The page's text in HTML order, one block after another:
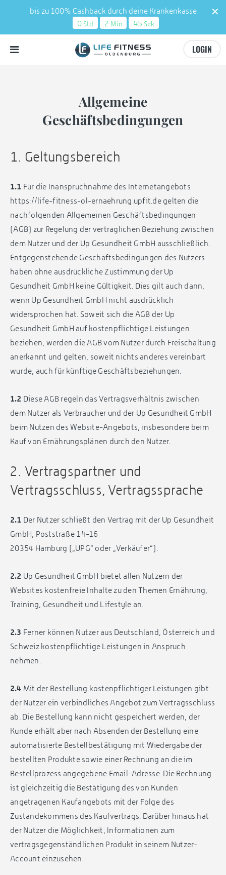
Allgemeine
Geschäftsbedingungen
1. Geltungsbereich
1.1 Für die Inanspruchnahme des Internetangebots
https://life-fitness-ol-ernaehrung.upfit.de gelten die
nachfolgenden Allgemeinen Geschäftsbedingungen
(AGB) zur Regelung der vertraglichen Beziehung zwischen
dem Nutzer und der Up Gesundheit GmbH ausschließlich.
Entgegenstehende Geschäftsbedingungen des Nutzers
haben ohne ausdrückliche Zustimmung der Up
Gesundheit GmbH keine Gültigkeit. Dies gilt auch dann,
wenn Up Gesundheit GmbH nicht ausdrücklich
widersprochen hat. Soweit sich die AGB der Up
Gesundheit GmbH auf kostenpflichtige Leistungen
beziehen, werden die AGB vom Nutzer durch Freischaltung
anerkannt und gelten, soweit nichts anderes vereinbart
wurde, auch für künftige Geschäftsbeziehungen.
1.2 Diese AGB regeln das Vertragsverhältnis zwischen
dem Nutzer als Verbraucher und der Up Gesundheit GmbH
beim Nutzen des Website-Angebots, insbesondere beim
Kauf von Ernährungsplänen durch den Nutzer.
2. Vertragspartner und
Vertragsschluss, Vertragssprache
2.1 Der Nutzer schließt den Vertrag mit der Up Gesundheit
GmbH, Poststraße 14-16
20354 Hamburg („UPG“ oder „Verkäufer“).
2.2 Up Gesundheit GmbH bietet allen Nutzern der
Websites kostenfreie Inhalte zu den Themen Ernährung,
Training, Gesundheit und Lifestyle an.
2.3 Ferner können Nutzer aus Deutschland, Österreich und
Schweiz kostenpflichtige Leistungen in Anspruch
nehmen.
2.4 Mit der Bestellung kostenpflichtiger Leistungen gibt
der Nutzer ein verbindliches Angebot zum Vertragsschluss
ab. Die Bestellung kann nicht gespeichert werden, der
Kunde erhält aber nach Absenden der Bestellung eine
automatisierte Bestellbestätigung mit Wiedergabe der
bestellten Produkte sowie einer Rechnung an die im
Bestellprozess angegebene Email-Adresse. Die Rechnung
ist gleichzeitig die Bestätigung des von Kunden
angetragenen Kaufangebots mit der Folge des
Zustandekommens des Kaufvertrags. Darüber hinaus hat
der Nutzer die Möglichkeit, Informationen zum
vertragsgegenständlichen Produkt in seinem Nutzer-
Account einzusehen.
bis zu 100% Cashback durch deine Krankenkasse
0Std 2 Min 44 Sek
LOGIN